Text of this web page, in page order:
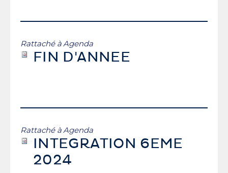
Rattaché à Agenda
FIN D'ANNEE
Rattaché à Agenda
INTEGRATION 6EME
2024